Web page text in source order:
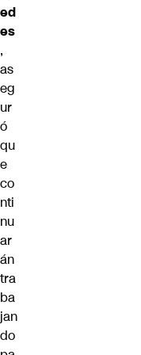
ed
es
,
as
eg
ur
ó
qu
e
co
nti
nu
ar
án
tra
ba
jan
do